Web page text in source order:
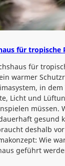
für tropische
für
warmer
in
Licht und
müssen.
gesund
deshalb
Wie
geführt